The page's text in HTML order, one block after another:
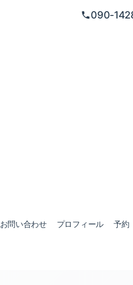
090-
お問い合わせ プロフィール 予約